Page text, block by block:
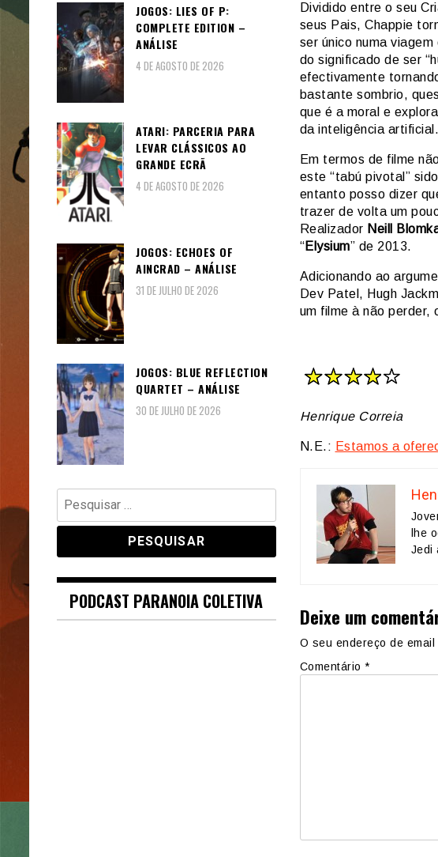
Dividido entre o seu
seus Pais, Chappie
ser único numa viagem
do significado de ser
efectivamente
bastante sombrio,
que é a moral e
da inteligência artificial.
Em termos de filme
este “tabú pivotal”
entanto posso dizer
trazer de volta um
Realizador Neill
“Elysium” de 2013.
Adicionando ao
Dev Patel, Hugh
um filme à não perder,
Henrique Correia
N.E.: Estamos a
lhe
Jedi
Deixe um
O seu endereço de
Comentário *
JOGOS: LIES OF P:
COMPLETE EDITION –
ANÁLISE
4 DE AGOSTO DE 2026
ATARI: PARCERIA PARA
LEVAR CLÁSSICOS AO
GRANDE ECRÃ
4 DE AGOSTO DE 2026
JOGOS: ECHOES OF
AINCRAD – ANÁLISE
31 DE JULHO DE 2026
JOGOS: BLUE REFLECTION
QUARTET – ANÁLISE
30 DE JULHO DE 2026
Pesquisar
por:
PODCAST PARANOIA COLETIVA